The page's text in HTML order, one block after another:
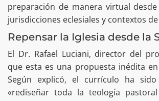
preparación de manera virtual
jurisdicciones eclesiales y contextos
Repensar la Iglesia desde la
El Dr. Rafael Luciani, director del
que esta es una propuesta inédita
Según explicó, el currículo ha
«rediseñar toda la teología